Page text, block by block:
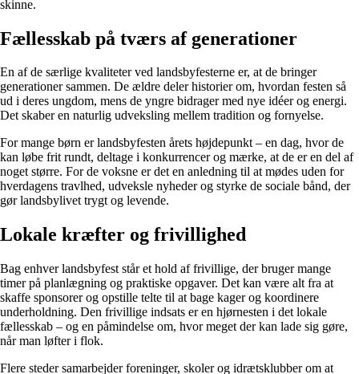
skinne.
Fællesskab på tværs af generationer
En af de særlige kvaliteter ved landsbyfesterne er, at de bringer
generationer sammen. De ældre deler historier om, hvordan festen så
ud i deres ungdom, mens de yngre bidrager med nye idéer og energi.
Det skaber en naturlig udveksling mellem tradition og fornyelse.
For mange børn er landsbyfesten årets højdepunkt – en dag, hvor de
kan løbe frit rundt, deltage i konkurrencer og mærke, at de er en del af
noget større. For de voksne er det en anledning til at mødes uden for
hverdagens travlhed, udveksle nyheder og styrke de sociale bånd, der
gør landsbylivet trygt og levende.
Lokale kræfter og frivillighed
Bag enhver landsbyfest står et hold af frivillige, der bruger mange
timer på planlægning og praktiske opgaver. Det kan være alt fra at
skaffe sponsorer og opstille telte til at bage kager og koordinere
underholdning. Den frivillige indsats er en hjørnesten i det lokale
fællesskab – og en påmindelse om, hvor meget der kan lade sig gøre,
når man løfter i flok.
Flere steder samarbejder foreninger, skoler og idrætsklubber om at